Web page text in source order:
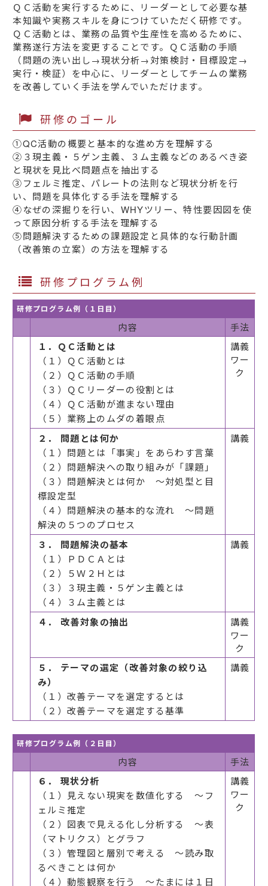
ＱＣ活動を実行するために、リーダーとして必要な基
本知識や実務スキルを身につけていただく研修です。
ＱＣ活動とは、業務の品質や生産性を高めるために、
業務遂行方法を変更することです。ＱＣ活動の手順
（問題の洗い出し→現状分析→対策検討・目標設定→
実行・検証）を中心に、リーダーとしてチームの業務
を改善していく手法を学んでいただけます。
研修のゴール
①QC活動の概要と基本的な進め方を理解する
②３現主義・５ゲン主義、３ム主義などのあるべき姿
と現状を見比べ問題点を抽出する
③フェルミ推定、パレートの法則など現状分析を行
い、問題を具体化する手法を理解する
④なぜの深掘りを行い、WHYツリー、特性要因図を使
って原因分析する手法を理解する
⑤問題解決するための課題設定と具体的な行動計画
（改善策の立案）の方法を理解する
研修プログラム例
研修プログラム例（１日目）
内容 手法
１．ＱＣ活動とは
（１）ＱＣ活動とは
（２）ＱＣ活動の手順
（３）ＱＣリーダーの役割とは
（４）ＱＣ活動が進まない理由
（５）業務上のムダの着眼点
講義
ワー
ク
２． 問題とは何か
（１）問題とは「事実」をあらわす言葉
（２）問題解決への取り組みが「課題」
（３）問題解決とは何か ～対処型と目
標設定型
（４）問題解決の基本的な流れ ～問題
解決の５つのプロセス
講義
３． 問題解決の基本
（１）ＰＤＣＡとは
（２）５Ｗ２Ｈとは
（３）３現主義・５ゲン主義とは
（４）３ム主義とは
講義
４． 改善対象の抽出
講義
ワー
ク
５． テーマの選定（改善対象の絞り込
み）
（１）改善テーマを選定するとは
（２）改善テーマを選定する基準
講義
研修プログラム例（２日目）
内容 手法
６． 現状分析
（１）見えない現実を数値化する ～フ
ェルミ推定
（２）図表で見える化し分析する ～表
（マトリクス）とグラフ
（３）管理図と層別で考える ～読み取
るべきことは何か
（４）動態観察を行う ～たまには１日
講義
ワー
ク